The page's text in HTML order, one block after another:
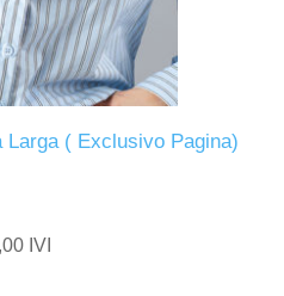
Larga ( Exclusivo Pagina)
IVI